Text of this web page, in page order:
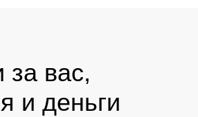
вас,
и деньги